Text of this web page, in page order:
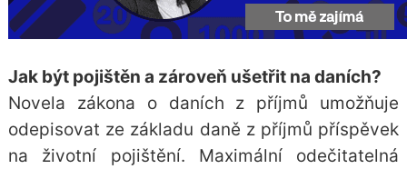
Jak být pojištěn a zároveň ušetřit na daních?
Novela zákona o daních z příjmů umožňuje
odepisovat ze základu daně z příjmů příspěvek
na životní pojištění. Maximální odečitatelná